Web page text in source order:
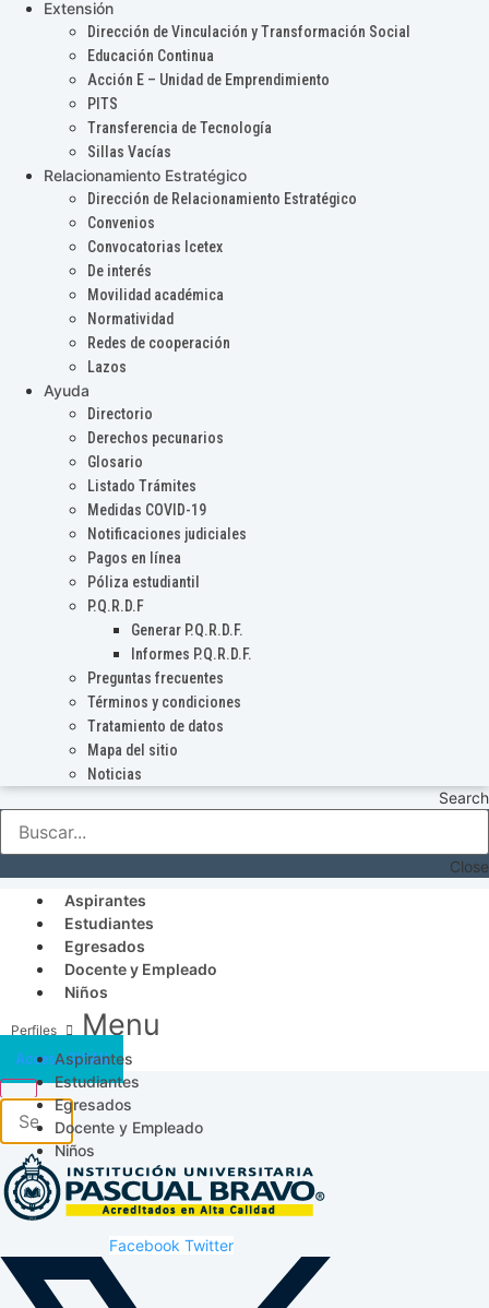
Extensión
Dirección de Vinculación y Transformación Social
Educación Continua
Acción E – Unidad de Emprendimiento
PITS
Transferencia de Tecnología
Sillas Vacías
Relacionamiento Estratégico
Dirección de Relacionamiento Estratégico
Convenios
Convocatorias Icetex
De interés
Movilidad académica
Normatividad
Redes de cooperación
Lazos
Ayuda
Directorio
Derechos pecunarios
Glosario
Listado Trámites
Medidas COVID-19
Notificaciones judiciales
Pagos en línea
Póliza estudiantil
P.Q.R.D.F
Generar P.Q.R.D.F.
Informes P.Q.R.D.F.
Preguntas frecuentes
Términos y condiciones
Tratamiento de datos
Mapa del sitio
Noticias
Search
Close
Aspirantes
Estudiantes
Egresados
Docente y Empleado
Niños
Menu
Aspirantes
Estudiantes
Egresados
Docente y Empleado
Niños
Acceso SICAU
Facebook Twitter